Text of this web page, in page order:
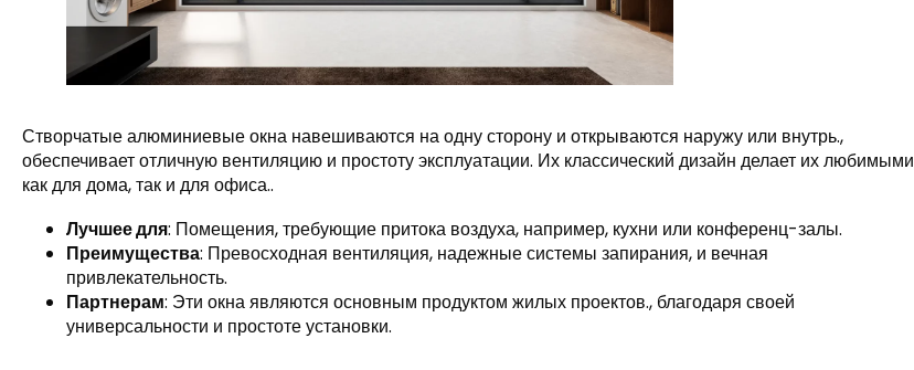
Створчатые алюминиевые окна навешиваются на одну сторону и открываются наружу или внутрь.,
обеспечивает отличную вентиляцию и простоту эксплуатации. Их классический дизайн делает их любимыми
как для дома, так и для офиса..
Лучшее для: Помещения, требующие притока воздуха, например, кухни или конференц-залы.
Преимущества: Превосходная вентиляция, надежные системы запирания, и вечная
привлекательность.
Партнерам: Эти окна являются основным продуктом жилых проектов., благодаря своей
универсальности и простоте установки.